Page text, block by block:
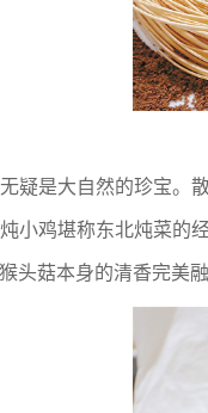
疑是大自然的珍宝。
小鸡堪称东北炖菜的
头菇本身的清香完美